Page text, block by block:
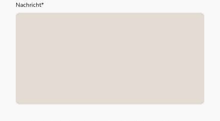
Nachricht*